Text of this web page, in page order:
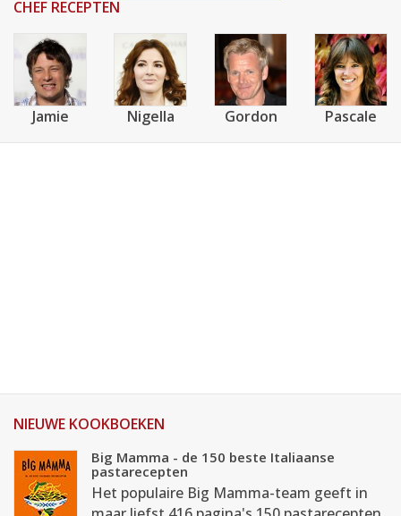
CHEF RECEPTEN
Jamie Nigella Gordon Pascale
NIEUWE KOOKBOEKEN
Big Mamma - de 150 beste Italiaanse
pastarecepten
Het populaire Big Mamma-team geeft in